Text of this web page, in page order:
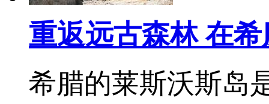
重返远古森林 在
希腊的莱斯沃斯岛